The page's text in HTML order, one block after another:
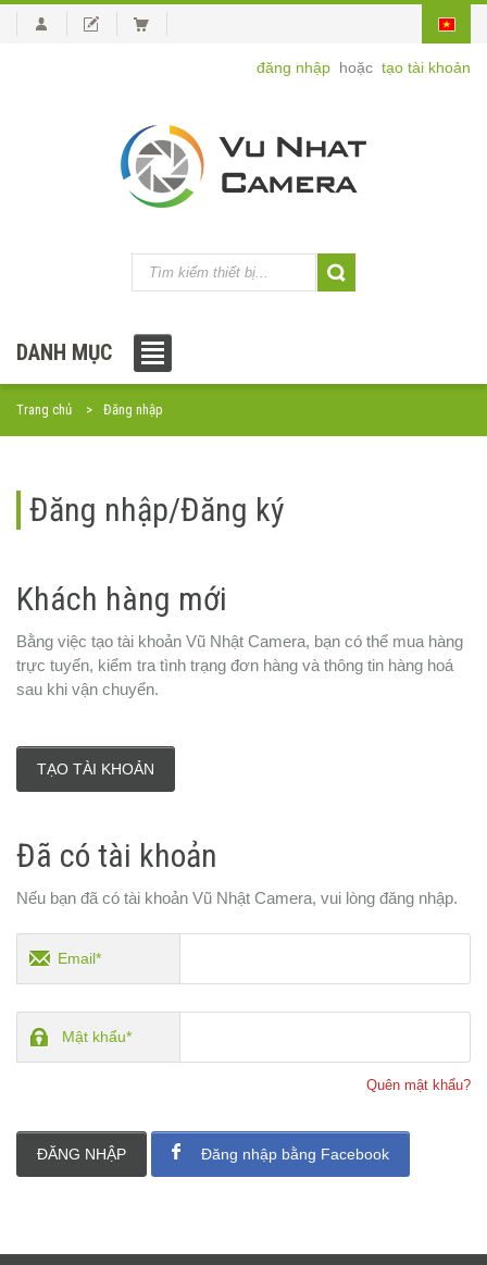
đăng nhập hoặc tạo tài khoản
DANH MỤC
Trang chủ Đăng nhập
Đăng nhập/Đăng ký
Khách hàng mới
Bằng việc tạo tài khoản Vũ Nhật Camera, bạn có thể mua hàng
trực tuyến, kiểm tra tình trạng đơn hàng và thông tin hàng hoá
sau khi vận chuyển.
TẠO TÀI KHOẢN
Đã có tài khoản
Nếu bạn đã có tài khoản Vũ Nhật Camera, vui lòng đăng nhập.
Email*
Mật khẩu*
Quên mật khẩu?
ĐĂNG NHẬP Đăng nhập bằng Facebook